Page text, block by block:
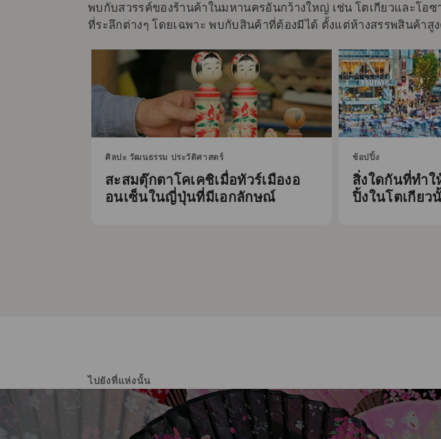
พบกับสวรรค์ของร้านค้าในมหานครอันกว้างใหญ่ เช่น โตเกียวและโอ
ที่ระลึกต่างๆ โดยเฉพาะ พบกับสินค้าที่ต้องมีได้ ตั้งแต่ห้างสรรพสินค้าสู
ศิลปะ วัฒนธรรม ประวัติศาสตร์
สะสมตุ๊กตาโคเคชิเมื่อทัวร์เมืองอ
อนเซ็นในญี่ปุ่นที่มีเอกลักษณ์
ช้อปปิ้ง
สิ่งใดกันที่ทำ
ปิ้งในโตเกียว
ไปยังที่แห่งนั้น